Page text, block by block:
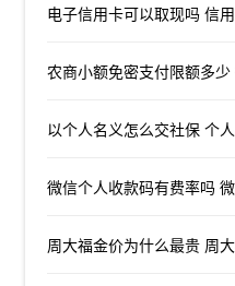
电子信用卡可以取现吗 信
农商小额免密支付限额多
以个人名义怎么交社保 个
微信个人收款码有费率吗
周大福金价为什么最贵 周